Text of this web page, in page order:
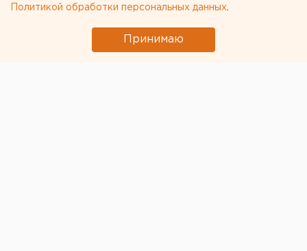
Политикой обработки персональных данных
Принимаю